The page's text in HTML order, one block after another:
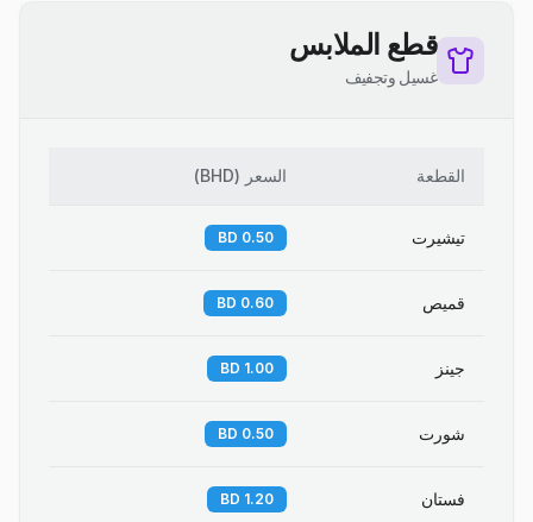
قطع الملابس
غسيل وتجفيف
القطعة السعر (
BHD
)
تيشيرت 0.50 BD
قميص 0.60 BD
جينز 1.00 BD
شورت 0.50 BD
فستان 1.20 BD